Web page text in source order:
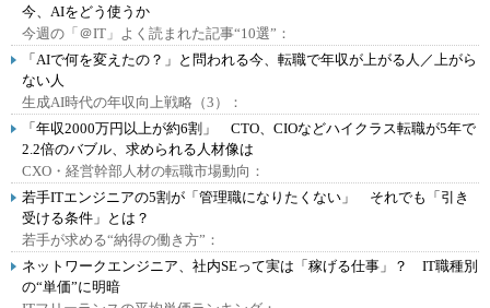
今、AIをどう使うか
今週の「＠IT」よく読まれた記事“10選”：
「AIで何を変えたの？」と問われる今、転職で年収が上がる人／上がら
ない人
生成AI時代の年収向上戦略（3）：
「年収2000万円以上が約6割」 CTO、CIOなどハイクラス転職が5年で
2.2倍のバブル、求められる人材像は
CXO・経営幹部人材の転職市場動向：
若手ITエンジニアの5割が「管理職になりたくない」 それでも「引き
受ける条件」とは？
若手が求める“納得の働き方”：
ネットワークエンジニア、社内SEって実は「稼げる仕事」？ IT職種別
の“単価”に明暗